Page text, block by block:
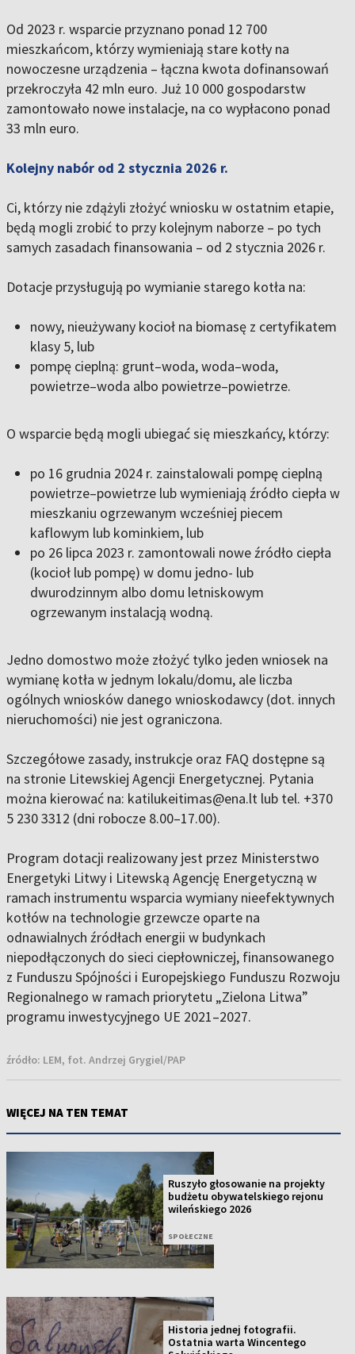
Od 2023 r. wsparcie przyznano ponad 12 700
mieszkańcom, którzy wymieniają stare kotły na
nowoczesne urządzenia – łączna kwota dofinansowań
przekroczyła 42 mln euro. Już 10 000 gospodarstw
zamontowało nowe instalacje, na co wypłacono ponad
33 mln euro.
Kolejny nabór od 2 stycznia 2026 r.
Ci, którzy nie zdążyli złożyć wniosku w ostatnim etapie,
będą mogli zrobić to przy kolejnym naborze – po tych
samych zasadach finansowania – od 2 stycznia 2026 r.
Dotacje przysługują po wymianie starego kotła na:
nowy, nieużywany kocioł na biomasę z certyfikatem
klasy 5, lub
pompę cieplną: grunt–woda, woda–woda,
powietrze–woda albo powietrze–powietrze.
O wsparcie będą mogli ubiegać się mieszkańcy, którzy:
po 16 grudnia 2024 r. zainstalowali pompę cieplną
powietrze–powietrze lub wymieniają źródło ciepła w
mieszkaniu ogrzewanym wcześniej piecem
kaflowym lub kominkiem, lub
po 26 lipca 2023 r. zamontowali nowe źródło ciepła
(kocioł lub pompę) w domu jedno- lub
dwurodzinnym albo domu letniskowym
ogrzewanym instalacją wodną.
Jedno domostwo może złożyć tylko jeden wniosek na
wymianę kotła w jednym lokalu/domu, ale liczba
ogólnych wniosków danego wnioskodawcy (dot. innych
nieruchomości) nie jest ograniczona.
Szczegółowe zasady, instrukcje oraz FAQ dostępne są
na stronie Litewskiej Agencji Energetycznej. Pytania
można kierować na: katilukeitimas@ena.lt lub tel. +370
5 230 3312 (dni robocze 8.00–17.00).
Program dotacji realizowany jest przez Ministerstwo
Energetyki Litwy i Litewską Agencję Energetyczną w
ramach instrumentu wsparcia wymiany nieefektywnych
kotłów na technologie grzewcze oparte na
odnawialnych źródłach energii w budynkach
niepodłączonych do sieci ciepłowniczej, finansowanego
z Funduszu Spójności i Europejskiego Funduszu Rozwoju
Regionalnego w ramach priorytetu „Zielona Litwa”
programu inwestycyjnego UE 2021–2027.
źródło: LEM, fot. Andrzej Grygiel/PAP
WIĘCEJ NA TEN TEMAT
Ruszyło głosowanie na projekty
budżetu obywatelskiego rejonu
wileńskiego 2026
SPOŁECZNE
Historia jednej fotografii.
Ostatnia warta Wincentego